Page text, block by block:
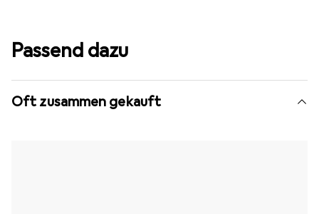
Passend dazu
Oft zusammen gekauft